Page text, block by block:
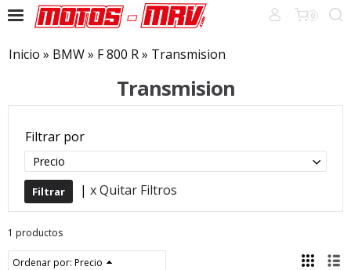
0
Inicio » BMW» F 800 R» Transmision
Transmision
Filtrar por
Precio
| x Quitar Filtros
1 productos
Ordenar por: Precio